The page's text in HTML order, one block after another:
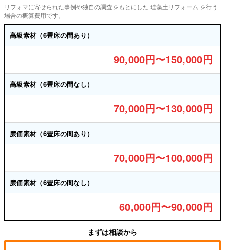
リフォマに寄せられた事例や独自の調査をもとにした 珪藻土リフォーム を行う
場合の概算費用です。
高級素材（6畳床の間あり）
90,000円〜150,000円
高級素材（6畳床の間なし）
70,000円〜130,000円
廉価素材（6畳床の間あり）
70,000円〜100,000円
廉価素材（6畳床の間なし）
60,000円〜90,000円
まずは相談から